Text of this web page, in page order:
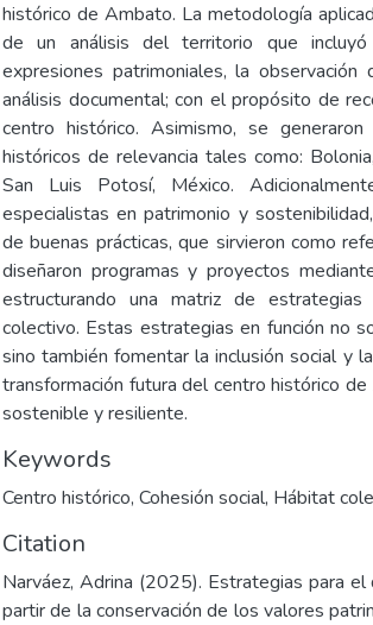
histórico de Ambato. La metodología
de un análisis del territorio que
expresiones patrimoniales, la
análisis documental; con el propósito de
centro histórico. Asimismo, se
históricos de relevancia tales como:
San Luis Potosí, México.
especialistas en patrimonio y
de buenas prácticas, que sirvieron como
diseñaron programas y proyectos
estructurando una matriz de
colectivo. Estas estrategias en función no
sino también fomentar la inclusión social y
transformación futura del centro histórico
sostenible y resiliente.
Keywords
Centro histórico, Cohesión social, Hábitat
Citation
Narváez, Adrina (2025). Estrategias para
partir de la conservación de los valores